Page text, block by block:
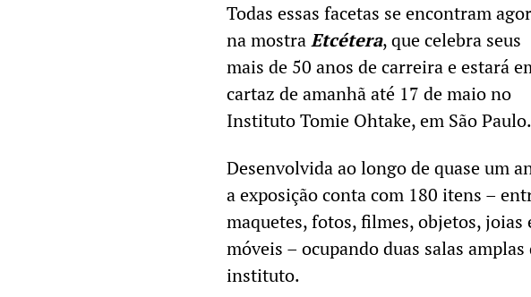
Todas essas facetas se encontram
na mostraEtcétera, que celebra seus
mais de 50 anos de carreira e estará
cartaz de amanhãaté 17 de maio no
Instituto Tomie Ohtake, em São Paulo.
Desenvolvida ao longo de quase um
a exposição conta com 180 itens –
maquetes, fotos, filmes, objetos, joias
móveis – ocupando duas salas amplas
instituto.